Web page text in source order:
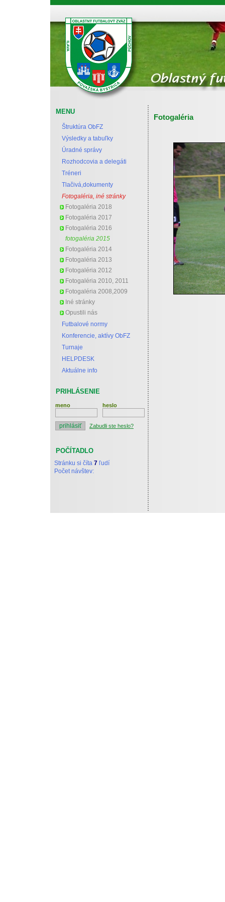
MENU
Štruktúra ObFZ
Výsledky a tabuľky
Úradné správy
Rozhodcovia a delegáti
Tréneri
Tlačivá,dokumenty
Fotogaléria, iné stránky
Fotogaléria 2018
Fotogaléria 2017
Fotogaléria 2016
fotogaléria 2015
Fotogaléria 2014
Fotogaléria 2013
Fotogaléria 2012
Fotogaléria 2010, 2011
Fotogaléria 2008,2009
Iné stránky
Opustili nás
Futbalové normy
Konferencie, aktívy ObFZ
Turnaje
HELPDESK
Aktuálne info
PRIHLÁSENIE
meno heslo
Zabudli ste heslo?
POČÍTADLO
Stránku si číta 7 ľudí
Počet návštev:
Fotogaléria